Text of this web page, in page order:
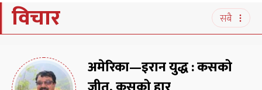
विचार सबै
अमेरिका—इरान युद्ध : कसको